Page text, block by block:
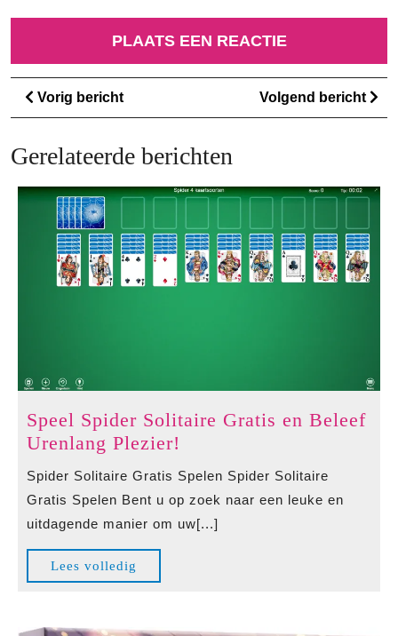
Berichtnavigatie
Vorig berichtVorig
bericht
Volgend bericht
Gerelateerde berichten
Speel Spider Solitaire Gratis en Beleef
Urenlang Plezier!
Solitaire
Gratis
en
Spider Solitaire Gratis Spelen Spider Solitaire
Gratis Spelen Bent u op zoek naar een leuke en
uitdagende manier om uw[...]
Lees volledig
volledig